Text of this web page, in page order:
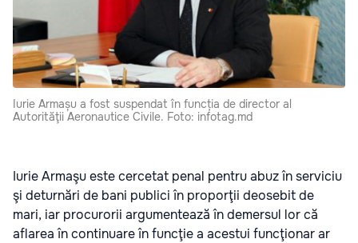
Iurie Armașu a fost suspendat în funcția de director al
Autorităţii Aeronautice Civile. Foto: infotag.md
Iurie Armaşu este cercetat penal pentru abuz în serviciu
şi deturnări de bani publici în proporţii deosebit de
mari, iar procurorii argumentează în demersul lor că
aflarea în continuare în funcţie a acestui funcţionar ar